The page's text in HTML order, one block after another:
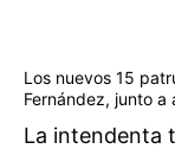
Los nuevos 15
Fernández, junto
La intendenta